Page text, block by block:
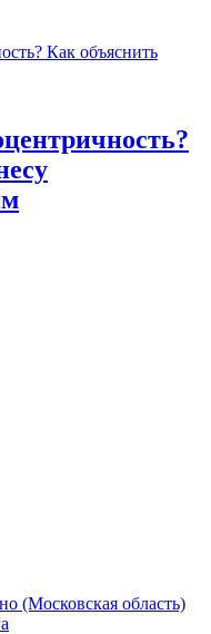
(Московская область)